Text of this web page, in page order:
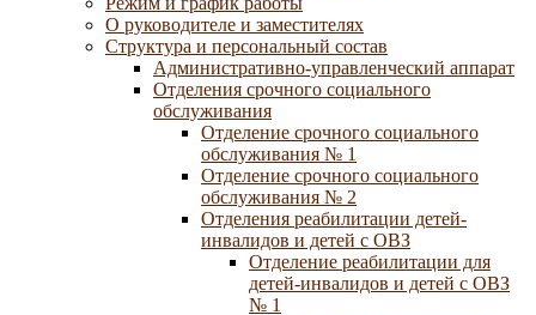
О руководителе и заместителях
Структура и персональный состав
Административно-управленческий аппарат
Отделения срочного социального
обслуживания
Отделение срочного социального
обслуживания № 1
Отделение срочного социального
обслуживания № 2
Отделения реабилитации детей-
инвалидов и детей с ОВЗ
Отделение реабилитации для
детей-инвалидов и детей с ОВЗ
№ 1